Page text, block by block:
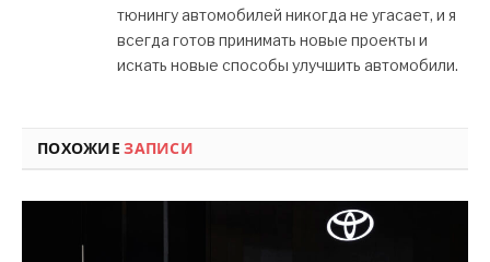
тюнингу автомобилей никогда не угасает, и я
всегда готов принимать новые проекты и
искать новые способы улучшить автомобили.
ПОХОЖИЕЗАПИСИ